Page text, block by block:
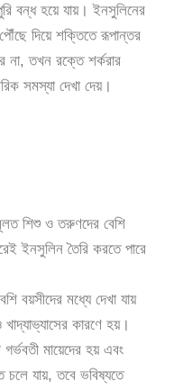
বন্ধ হয়ে যায়। ইনসুলিনের
দিয়ে শক্তিতে রূপান্তর
তখন রক্তে শর্করার
সমস্যা দেখা দেয়।
শিশু ও তরুণদের বেশি
ইনসুলিন তৈরি করতে পারে
বয়সীদের মধ্যে দেখা যায়
কারণে হয়।
মায়েদের হয় এবং
চলে যায়, তবে ভবিষ্যতে